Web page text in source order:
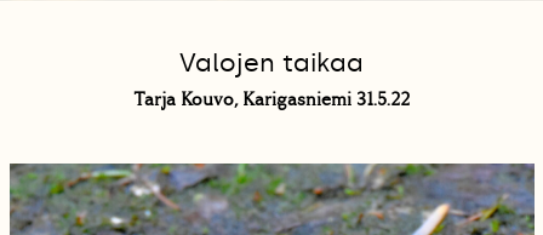
Valojen taikaa
Tarja Kouvo, Karigasniemi 31.5.22